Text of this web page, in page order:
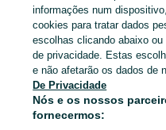
Entra na tua conta OLX ou
anunciante
Entrar ou criar conta
informações num
cookies para tratar dados
escolhas clicando abaixo
de privacidade. Estas
e não afetarão os dados de
De Privacidade
Nós e os nossos
fornecermos: